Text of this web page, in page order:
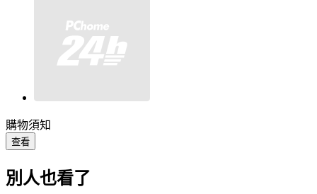
購物須知
查看
別人也看了